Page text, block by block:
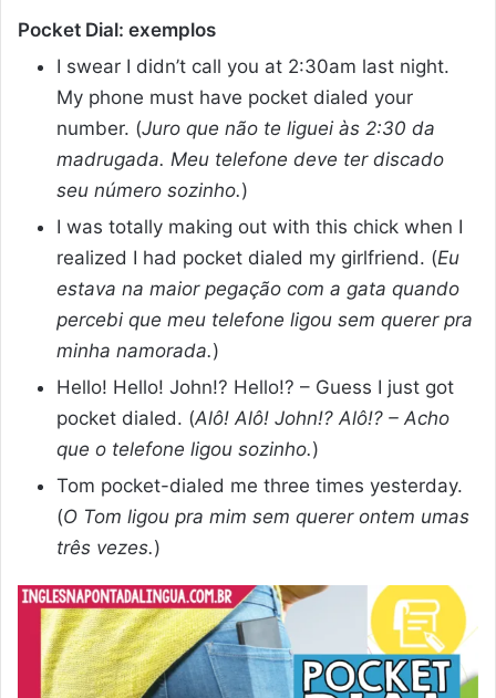
Pocket Dial: exemplos
I swear I didn’t call you at 2:30am last night.
My phone must have pocket dialed your
number. (Juro que não te liguei às 2:30 da
madrugada. Meu telefone deve ter discado
seu número sozinho.)
I was totally making out with this chick when I
realized I had pocket dialed my girlfriend. (Eu
estava na maior pegação com a gata quando
percebi que meu telefone ligou sem querer pra
minha namorada.)
Hello! Hello! John!? Hello!? – Guess I just got
pocket dialed. (Alô! Alô! John!? Alô!? – Acho
que o telefone ligou sozinho.)
Tom pocket-dialed me three times yesterday.
(O Tom ligou pra mim sem querer ontem umas
três vezes.)